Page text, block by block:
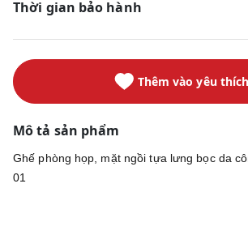
Thời gian bảo hành
Thêm vào yêu thích
Mô tả sản phẩm
Ghế phòng họp, mặt ngồi tựa lưng bọc da
01